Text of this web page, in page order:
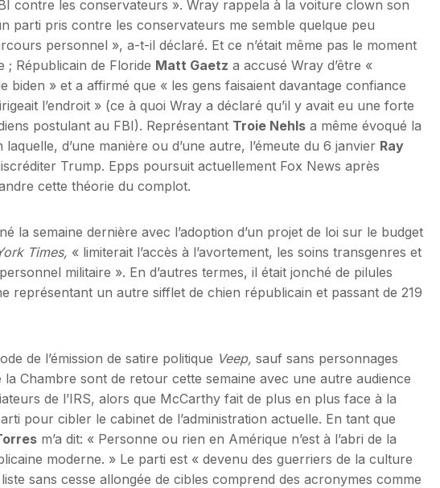
contre les conservateurs ». Wray rappela à la voiture clown son
parti pris contre les conservateurs me semble quelque peu
personnel », a-t-il déclaré. Et ce n’était même pas le moment
; Républicain de Floride Matt Gaetz a accusé Wray d’être «
biden » et a affirmé que « les gens faisaient davantage confiance
l’endroit » (ce à quoi Wray a déclaré qu’il y avait eu une forte
postulant au FBI). Représentant Troie Nehls a même évoqué la
d’une manière ou d’une autre, l’émeute du 6 janvier Ray
Trump. Epps poursuit actuellement Fox News après
cette théorie du complot.
la semaine dernière avec l’adoption d’un projet de loi sur le budget
Times, « limiterait l’accès à l’avortement, les soins transgenres et
militaire ». En d’autres termes, il était jonché de pilules
représentant un autre sifflet de chien républicain et passant de 219
de l’émission de satire politique Veep, sauf sans personnages
Chambre sont de retour cette semaine avec une autre audience
de l’IRS, alors que McCarthy fait de plus en plus face à la
pour cibler le cabinet de l’administration actuelle. En tant que
m’a dit: « Personne ou rien en Amérique n’est à l’abri de la
moderne. » Le parti est « devenu des guerriers de la culture
sans cesse allongée de cibles comprend des acronymes comme